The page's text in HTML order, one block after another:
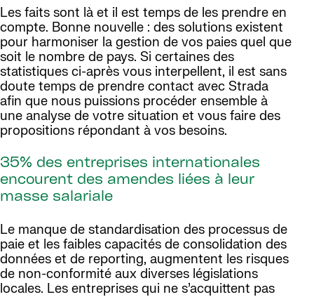
Les faits sont là et il est temps de les prendre en
compte. Bonne nouvelle : des solutions existent
pour harmoniser la gestion de vos paies quel que
soit le nombre de pays. Si certaines des
statistiques ci-après vous interpellent, il est sans
doute temps de prendre contact avec Strada
afin que nous puissions procéder ensemble à
une analyse de votre situation et vous faire des
propositions répondant à vos besoins.
35% des entreprises internationales
encourent des amendes liées à leur
masse salariale
Le manque de standardisation des processus de
paie et les faibles capacités de consolidation des
données et de reporting, augmentent les risques
de non-conformité aux diverses législations
locales. Les entreprises qui ne s’acquittent pas